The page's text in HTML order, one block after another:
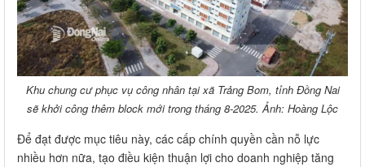
Khu chung cư phục vụ công nhân tại xã Trảng Bom, tỉnh Đồng Nai
sẽ khởi công thêm block mới trong tháng 8-2025. Ảnh: Hoàng Lộc
Để đạt được mục tiêu này, các cấp chính quyền cần nỗ lực
nhiều hơn nữa, tạo điều kiện thuận lợi cho doanh nghiệp tăng